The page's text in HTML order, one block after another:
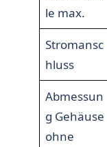
le max.
Stromansc
hluss
Abmessun
g Gehäuse
ohne